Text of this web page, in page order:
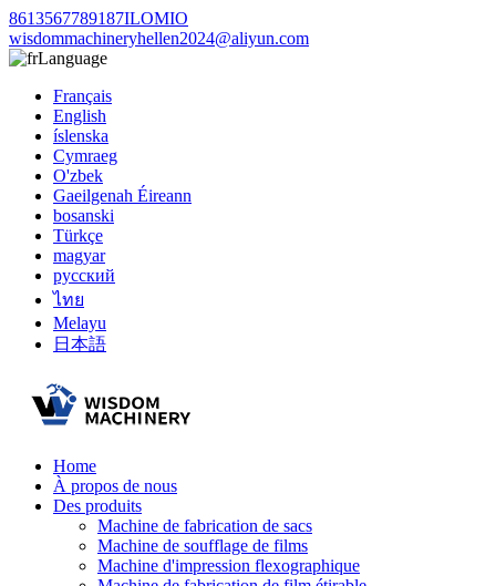
8613567789187ILOMIO
wisdommachineryhellen2024@aliyun.com
Language
Français
English
íslenska
Cymraeg
O'zbek
Gaeilgenah Éireann
bosanski
Türkçe
magyar
русский
ไทย
Melayu
日本語
Home
À propos de nous
Des produits
Machine de fabrication de sacs
Machine de soufflage de films
Machine d'impression flexographique